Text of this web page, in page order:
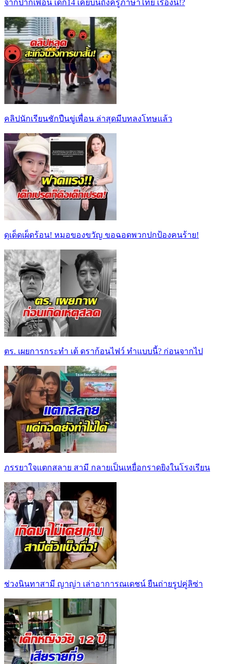
จากปากเพื่อน เด็ก14 เคยบ่นถึงครูภาษาไทย เรื่องนี้!?
คลิปนักเรียนชักปืนขู่เพื่อน ล่าสุดมีบทลงโทษแล้ว
ดุเด็ดเผ็ดร้อน! หมอของขวัญ ขอฉอดพวกปกป้องคนร้าย!
ตร. เผยการกระทำ เต้ ดราก้อนไฟว์ ทำแบบนี้? ก่อนจากไป
ภรรยาใจแตกสลาย สามี กลายเป็นเหยื่อกราดยิงในโรงเรียน
ช่วงนินทาสามี ญาญ่า เล่าอาการณเดชน์ ยืนถ่ายรูปคู่ลิซ่า